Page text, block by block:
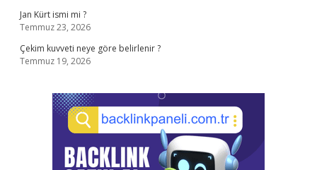
Jan Kürt ismi mi ?
Temmuz 23, 2026
Çekim kuvveti neye göre belirlenir ?
Temmuz 19, 2026